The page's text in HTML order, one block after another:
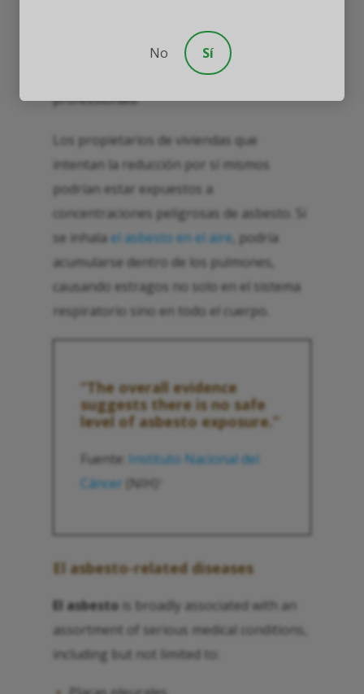
removal, or abatement, only be
performed by experienced, certified
professionals.
Los propietarios de viviendas que
intentan la reducción por sí mismos
podrían estar expuestos a
concentraciones peligrosas de asbesto. Si
se inhala el asbesto en el aire , podría
acumularse dentro de los pulmones,
causando estragos no solo en el sistema
respiratorio sino en todo el cuerpo.
“The overall evidence
suggests there is no safe
level of asbesto exposure.”
Fuente: Instituto Nacional del
Cáncer
(NIH)
El asbesto-related diseases
El asbesto is broadly associated with an
assortment of serious medical conditions,
including but not limited to:
No Sí